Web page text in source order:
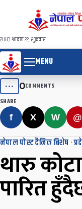
२०८३ श्रावण २२, शुक्रवार
MENU
••• 0COMMENTS
SHARE
f X W @
नेपाल पोस्ट दैनिक बिशेष ·
थारु
पारित